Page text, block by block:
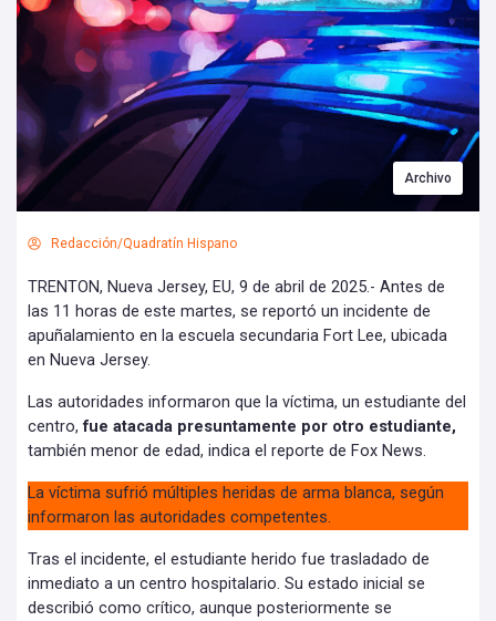
Archivo
Redacción/Quadratín Hispano
TRENTON, Nueva Jersey, EU, 9 de abril de 2025.- Antes de
las 11 horas de este martes, se reportó un incidente de
apuñalamiento en la escuela secundaria Fort Lee, ubicada
en Nueva Jersey.
Las autoridades informaron que la víctima, un estudiante del
centro, fue atacada presuntamente por otro estudiante,
también menor de edad, indica el reporte de Fox News.
La víctima sufrió múltiples heridas de arma blanca, según
informaron las autoridades competentes.
Tras el incidente, el estudiante herido fue trasladado de
inmediato a un centro hospitalario. Su estado inicial se
describió como crítico, aunque posteriormente se